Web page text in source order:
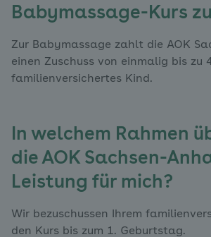
Babymassage-Kurs
Zur Babymassage zahlt die AOK
einen Zuschuss von einmalig bis zu
familienversichertes Kind.
In welchem Rahmen
die AOK Sachsen-
Leistung für mich?
Wir bezuschussen Ihrem
den Kurs bis zum 1. Geburtstag.